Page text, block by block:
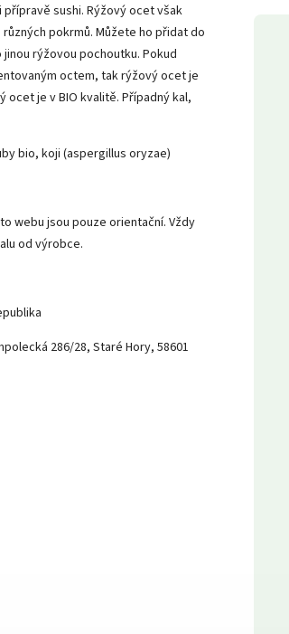
sushi. Rýžový ocet však
pokrmů. Můžete ho přidat do
rýžovou pochoutku. Pokud
octem, tak rýžový ocet je
ocet je v BIO kvalitě. Případný kal,
bio, koji (aspergillus oryzae)
webu jsou pouze orientační. Vždy
od výrobce.
286/28, Staré Hory, 58601